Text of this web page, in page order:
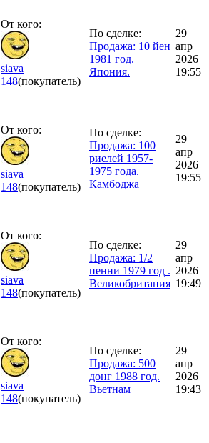
От кого:
siava
148(покупатель)
По сделке:
Продажа: 10 йен
1981 год.
Япония.
29
апр
2026
19:55
От кого:
siava
148(покупатель)
По сделке:
Продажа: 100
риелей 1957-
1975 года.
Камбоджа
29
апр
2026
19:55
От кого:
siava
148(покупатель)
По сделке:
Продажа: 1/2
пенни 1979 год .
Великобритания
29
апр
2026
19:49
От кого:
siava
148(покупатель)
По сделке:
Продажа: 500
донг 1988 год.
Вьетнам
29
апр
2026
19:43